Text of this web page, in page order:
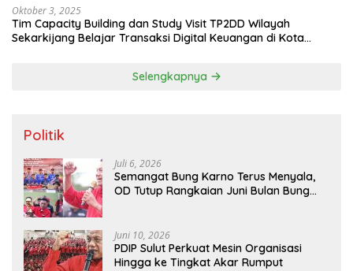
Oktober 3, 2025
Tim Capacity Building dan Study Visit TP2DD Wilayah
Sekarkijang Belajar Transaksi Digital Keuangan di Kota
Selengkapnya
Politik
Juli 6, 2026
Semangat Bung Karno Terus Menyala,
OD Tutup Rangkaian Juni Bulan Bung
Juni 10, 2026
PDIP Sulut Perkuat Mesin Organisasi
Hingga ke Tingkat Akar Rumput